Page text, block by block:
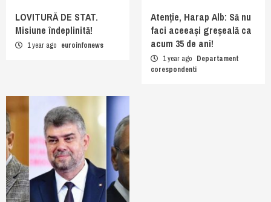
LOVITURĂ DE STAT.
Misiune îndeplinită!
1 year ago euroinfonews
Atenție, Harap Alb: Să nu
faci aceeași greșeală ca
acum 35 de ani!
1 year ago Departament
corespondenti